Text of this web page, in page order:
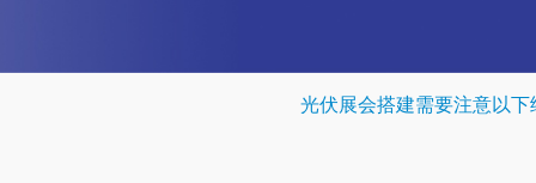
光伏展会搭建需要注意以下